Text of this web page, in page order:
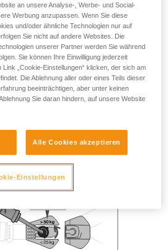
an unsere Analyse-, Werbe- und Social-
Werbung anzupassen. Wenn Sie diese
und/oder ähnliche Technologien nur auf
Sie nicht auf andere Websites. Die
unserer Partner werden Sie während
Sie können Ihre Einwilligung jederzeit
„Cookie-Einstellungen“ klicken, der sich am
Die Ablehnung aller oder eines Teils dieser
beeinträchtigen, aber unter keinen
Sie daran hindern, auf unsere Website
Alle Cookies akzeptieren
Einstellungen